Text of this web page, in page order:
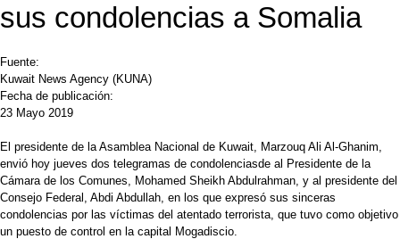
sus condolencias a Somalia
Fuente:
Kuwait News Agency (KUNA)
Fecha de publicación:
23 Mayo 2019
El presidente de la Asamblea Nacional de Kuwait, Marzouq Ali Al-Ghanim,
envió hoy jueves dos telegramas de condolenciasde al Presidente de la
Cámara de los Comunes, Mohamed Sheikh Abdulrahman, y al presidente del
Consejo Federal, Abdi Abdullah, en los que expresó sus sinceras
condolencias por las víctimas del atentado terrorista, que tuvo como objetivo
un puesto de control en la capital Mogadiscio.